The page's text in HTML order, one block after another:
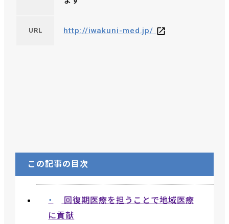
URL http://iwakuni-med.jp/
この記事の目次
回復期医療を担うことで地域医療
に貢献